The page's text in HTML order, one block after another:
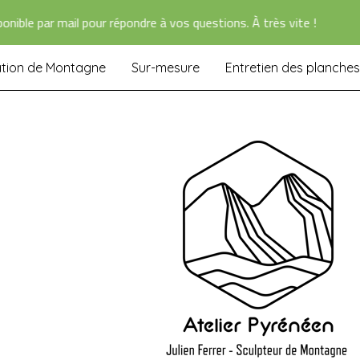
par mail pour répondre à vos questions. À très vite !
de Montagne Sur-mesure Entretien des planches